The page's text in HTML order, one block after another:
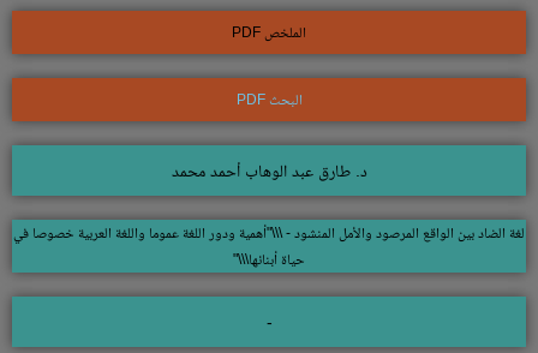
الملخص PDF
البحث PDF
د. طارق عبد الوهاب أحمد محمد
لغة الضاد بين الواقع المرصود والأمل المنشود - \\\"أهمية ودور اللغة عموما واللغة العربية خصوصا في
حياة أبنائها\\\"
-